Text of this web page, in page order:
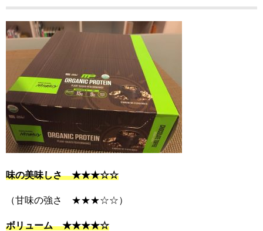
味の美味しさ ★★★☆☆
（甘味の強さ ★★★☆☆）
ボリューム ★★★★☆